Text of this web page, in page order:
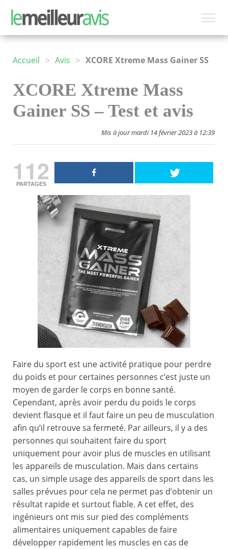
Accueil > Avis > XCORE Xtreme Mass Gainer SS
XCORE Xtreme Mass
Gainer SS – Test et avis
Mis à jour mardi 14 février 2023 à 12:39
112
PARTAGES
Faire du sport est une activité pratique pour perdre
du poids et pour certaines personnes c’est juste un
moyen de garder le corps en bonne santé.
Cependant, après avoir perdu du poids le corps
devient flasque et il faut faire un peu de musculation
afin qu’il retrouve sa fermeté. Par ailleurs, il y a des
personnes qui souhaitent faire du sport
uniquement pour avoir plus de muscles en utilisant
les appareils de musculation. Mais dans certains
cas, un simple usage des appareils de sport dans les
salles prévues pour cela ne permet pas d’obtenir un
résultat rapide et surtout fiable. A cet effet, des
ingénieurs ont mis sur pied des compléments
alimentaires uniquement capables de faire
développer rapidement les muscles en cas de